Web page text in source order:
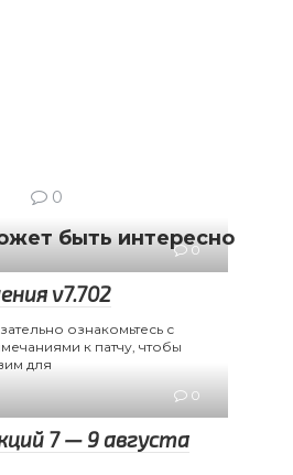
0
быть интересно
0
v7.702
ознакомьтесь с
к патчу, чтобы
для
0
7 — 9 августа